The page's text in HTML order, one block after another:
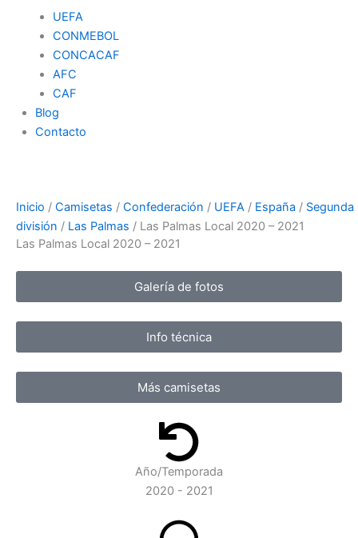
UEFA
CONMEBOL
CONCACAF
AFC
CAF
Blog
Contacto
Inicio / Camisetas / Confederación / UEFA / España / Segunda
división / Las Palmas / Las Palmas Local 2020 – 2021
Las Palmas Local 2020 – 2021
Galería de fotos
Info técnica
Más camisetas
Año/Temporada
2020 - 2021